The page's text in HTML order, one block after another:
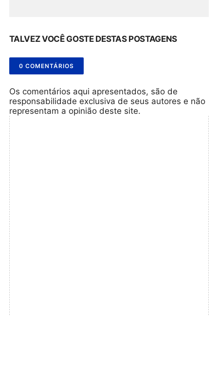
TALVEZ VOCÊ GOSTE DESTAS POSTAGENS
0 COMENTÁRIOS
Os comentários aqui apresentados, são de
responsabilidade exclusiva de seus autores e não
representam a opinião deste site.